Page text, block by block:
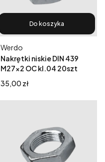
Do koszyka
Nakrętki niskie DIN 439
M27x2 OC kl.04 20szt
Producent
Werdo
Cena
35,00 zł